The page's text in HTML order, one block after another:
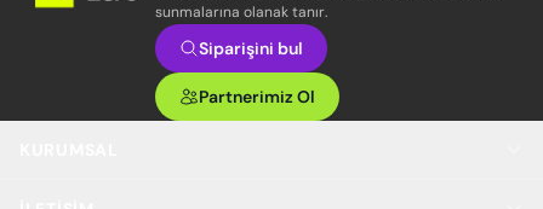
sunmalarına olanak tanır.
Siparişini bul
Partnerimiz Ol